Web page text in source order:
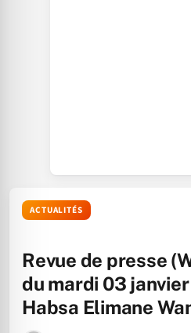
ACTUALITÉS
Revue de presse
du mardi 03
Habsa Elimane